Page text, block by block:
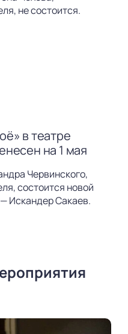
не состоится.
в театре
на 1 мая
Червинского,
состоится новой
Искандер Сакаев.